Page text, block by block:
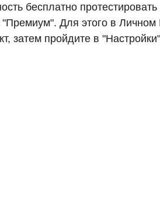
бесплатно
Для этого в Личном
затем пройдите в